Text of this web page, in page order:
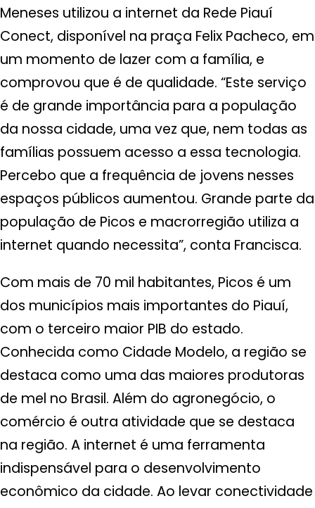
Meneses utilizou a internet da Rede Piauí
Conect, disponível na praça Felix Pacheco, em
um momento de lazer com a família, e
comprovou que é de qualidade. “Este serviço
é de grande importância para a população
da nossa cidade, uma vez que, nem todas as
famílias possuem acesso a essa tecnologia.
Percebo que a frequência de jovens nesses
espaços públicos aumentou. Grande parte da
população de Picos e macrorregião utiliza a
internet quando necessita”, conta Francisca.
Com mais de 70 mil habitantes, Picos é um
dos municípios mais importantes do Piauí,
com o terceiro maior PIB do estado.
Conhecida como Cidade Modelo, a região se
destaca como uma das maiores produtoras
de mel no Brasil. Além do agronegócio, o
comércio é outra atividade que se destaca
na região. A internet é uma ferramenta
indispensável para o desenvolvimento
econômico da cidade. Ao levar conectividade